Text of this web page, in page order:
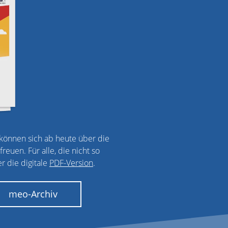
sich ab heute über die
Für alle, die nicht so
die digitale PDF-Version.
meo-Archiv